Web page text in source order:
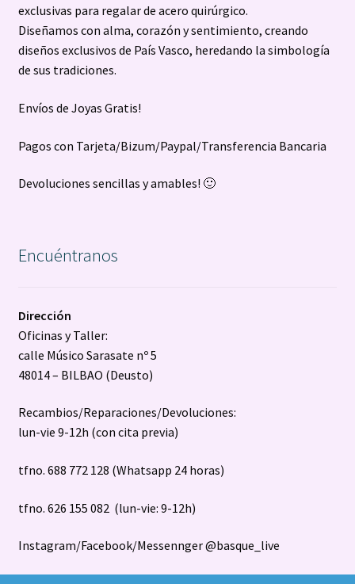
exclusivas para regalar de acero quirúrgico.
Diseñamos con alma, corazón y sentimiento, creando
diseños exclusivos de País Vasco, heredando la simbología
de sus tradiciones.
Envíos de Joyas Gratis!
Pagos con Tarjeta/Bizum/Paypal/Transferencia Bancaria
Devoluciones sencillas y amables! 🙂
Encuéntranos
Dirección
Oficinas y Taller:
calle Músico Sarasate nº 5
48014 – BILBAO (Deusto)
Recambios/Reparaciones/Devoluciones:
lun-vie 9-12h (con cita previa)
tfno. 688 772 128 (Whatsapp 24 horas)
tfno. 626 155 082 (lun-vie: 9-12h)
Instagram/Facebook/Messennger @basque_live